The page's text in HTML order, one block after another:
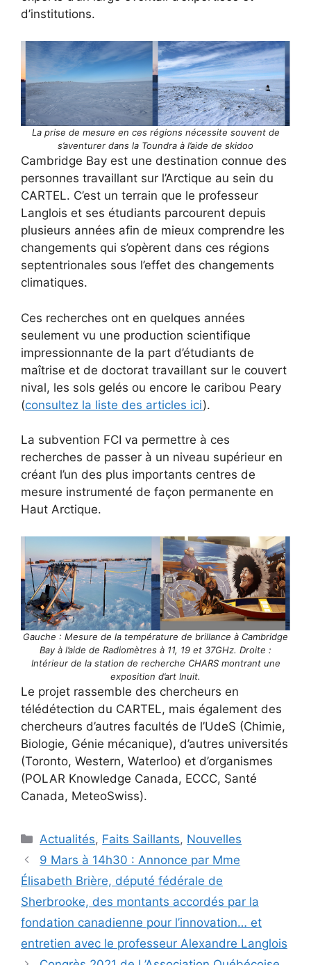
d’institutions.
La prise de mesure en ces régions nécessite souvent de
s’aventurer dans la Toundra à l’aide de skidoo
Cambridge Bay est une destination connue des
personnes travaillant sur l’Arctique au sein du
CARTEL. C’est un terrain que le professeur
Langlois et ses étudiants parcourent depuis
plusieurs années afin de mieux comprendre les
changements qui s’opèrent dans ces régions
septentrionales sous l’effet des changements
climatiques.
Ces recherches ont en quelques années
seulement vu une production scientifique
impressionnante de la part d’étudiants de
maîtrise et de doctorat travaillant sur le couvert
nival, les sols gelés ou encore le caribou Peary
(consultez la liste des articles ici).
La subvention FCI va permettre à ces
recherches de passer à un niveau supérieur en
créant l’un des plus importants centres de
mesure instrumenté de façon permanente en
Haut Arctique.
Gauche : Mesure de la température de brillance à Cambridge
Bay à l’aide de Radiomètres à 11, 19 et 37GHz. Droite :
Intérieur de la station de recherche CHARS montrant une
exposition d’art Inuit.
Le projet rassemble des chercheurs en
télédétection du CARTEL, mais également des
chercheurs d’autres facultés de l’UdeS (Chimie,
Biologie, Génie mécanique), d’autres universités
(Toronto, Western, Waterloo) et d’organismes
(POLAR Knowledge Canada, ECCC, Santé
Canada, MeteoSwiss).
Catégories
Actualités, Faits Saillants, Nouvelles
9 Mars à 14h30 : Annonce par Mme
Élisabeth Brière, député fédérale de
Sherbrooke, des montants accordés par la
fondation canadienne pour l’innovation… et
entretien avec le professeur Alexandre Langlois